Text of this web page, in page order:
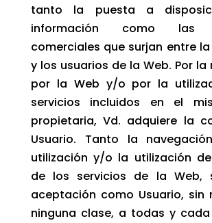
tanto la puesta a
información como las
comerciales que surjan entre
y los usuarios de la Web. Por
por la Web y/o por la
servicios incluidos en el
propietaria, Vd. adquiere la
Usuario. Tanto la
utilización y/o la utilización
de los servicios de la Web,
aceptación como Usuario, sin
ninguna clase, a todas y